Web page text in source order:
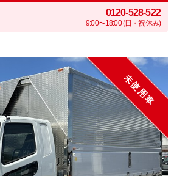
0120-528-522
9:00〜18:00 (日・祝休み)
未使用車